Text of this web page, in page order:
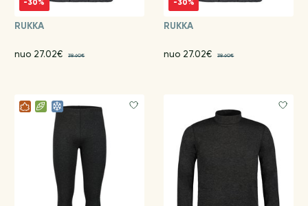
-30%
RUKKA
nuo 27.02€ 38.60€
-30%
RUKKA
nuo 27.02€ 38.60€